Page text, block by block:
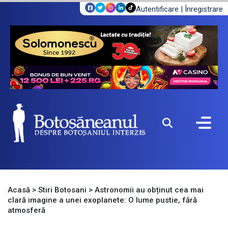
Autentificare | Înregistrare
Acasă > Stiri Botosani > Astronomii au obținut cea mai
clară imagine a unei exoplanete: O lume pustie, fără
atmosferă